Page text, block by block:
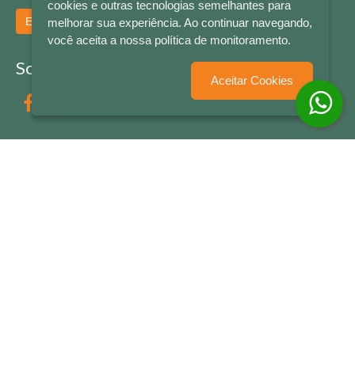
Enviar
Socialize conosco
cookies e outras tecnologias semelhantes para
melhorar sua experiência. Ao continuar navegando,
você aceita a nossa política de monitoramento.
Aceitar Cookies